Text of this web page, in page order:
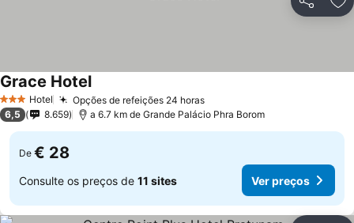
Partilhar
3 EstrelasHotel Opções de refeições 24 horas
Grace Hotel
6,5 8.659 a 6.7 km de Grande Palácio Phra Borom
De € 28
Consulte os preços de 11 sites Ver preços